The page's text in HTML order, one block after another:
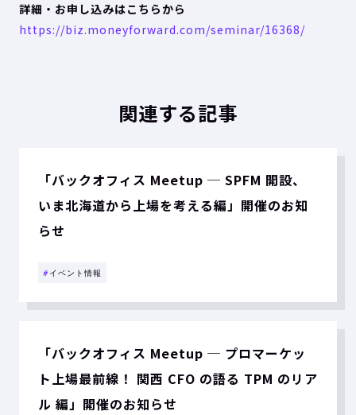
詳細・お申し込みはこちらから
https://biz.moneyforward.com/seminar/16368/
関連する記事
「バックオフィス Meetup ─ SPFM 開設、
いま北海道から上場を考える編」開催のお知
らせ
# イベント情報
「バックオフィス Meetup ─ プロマーケッ
ト上場最前線！ 関西 CFO の語る TPM のリア
ル 編」開催のお知らせ